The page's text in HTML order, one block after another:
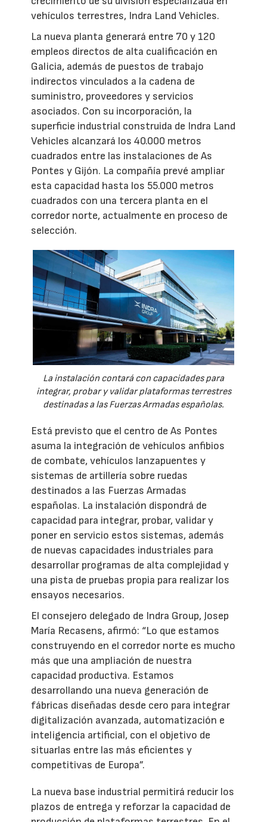
vehículos terrestres, Indra Land Vehicles.
La nueva planta generará entre 70 y 120
empleos directos de alta cualificación en
Galicia, además de puestos de trabajo
indirectos vinculados a la cadena de
suministro, proveedores y servicios
asociados. Con su incorporación, la
superficie industrial construida de Indra Land
Vehicles alcanzará los 40.000 metros
cuadrados entre las instalaciones de As
Pontes y Gijón. La compañía prevé ampliar
esta capacidad hasta los 55.000 metros
cuadrados con una tercera planta en el
corredor norte, actualmente en proceso de
selección.
La instalación contará con capacidades para
integrar, probar y validar plataformas terrestres
destinadas a las Fuerzas Armadas españolas.
Está previsto que el centro de As Pontes
asuma la integración de vehículos anfibios
de combate, vehículos lanzapuentes y
sistemas de artillería sobre ruedas
destinados a las Fuerzas Armadas
españolas. La instalación dispondrá de
capacidad para integrar, probar, validar y
poner en servicio estos sistemas, además
de nuevas capacidades industriales para
desarrollar programas de alta complejidad y
una pista de pruebas propia para realizar los
ensayos necesarios.
El consejero delegado de Indra Group, Josep
María Recasens, afirmó: “Lo que estamos
construyendo en el corredor norte es mucho
más que una ampliación de nuestra
capacidad productiva. Estamos
desarrollando una nueva generación de
fábricas diseñadas desde cero para integrar
digitalización avanzada, automatización e
inteligencia artificial, con el objetivo de
situarlas entre las más eficientes y
competitivas de Europa”.
La nueva base industrial permitirá reducir los
plazos de entrega y reforzar la capacidad de